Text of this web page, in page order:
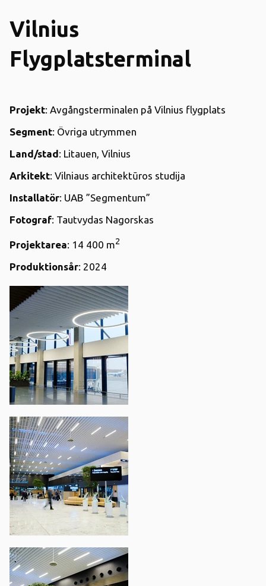
Vilnius
Flygplatsterminal
Projekt: Avgångsterminalen på Vilnius flygplats
Segment: Övriga utrymmen
Land/stad: Litauen, Vilnius
Arkitekt: Vilniaus architektūros studija
Installatör: UAB ”Segmentum”
Fotograf: Tautvydas Nagorskas
Projektarea: 14 400 m2
Produktionsår: 2024